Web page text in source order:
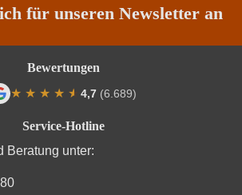
für unseren Newsletter an
Service-Hotline
Beratung unter:
Bewertungen
★ ★ ★ ★ ★
★ 4,7 (6.689)